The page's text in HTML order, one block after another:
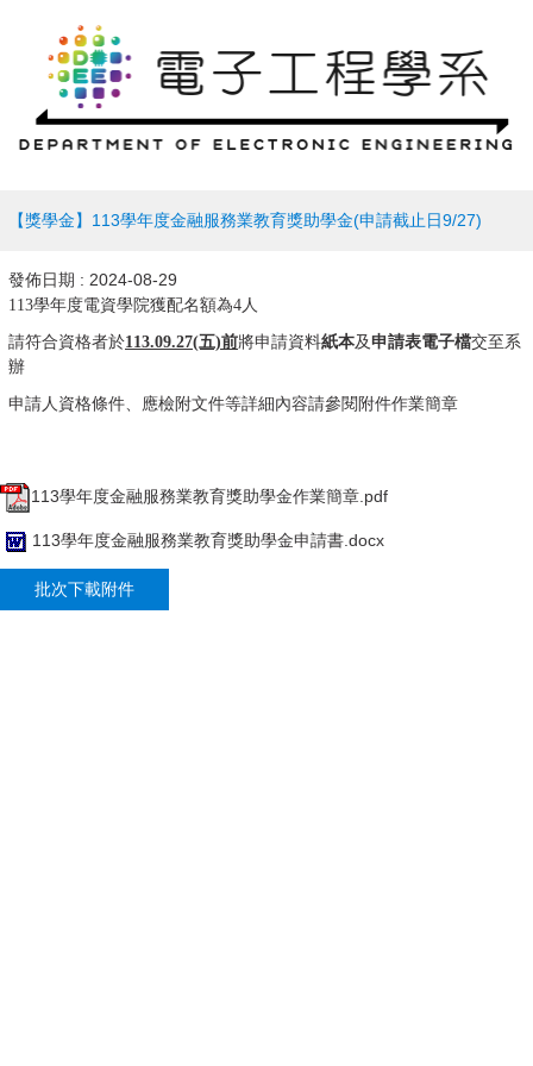
【獎學金】113學年度金融服務業教育獎助學金(申請截止日9/27)
發佈日期 : 2024-08-29
113學年度電資學院獲配名額為4人
請符合資格者於113.09.27(五)前將申請資料紙本及申請表電子檔交至系
辦
申請人資格條件、應檢附文件等詳細內容請參閱附件作業簡章
113學年度金融服務業教育獎助學金作業簡章.pdf
113學年度金融服務業教育獎助學金申請書.docx
批次下載附件